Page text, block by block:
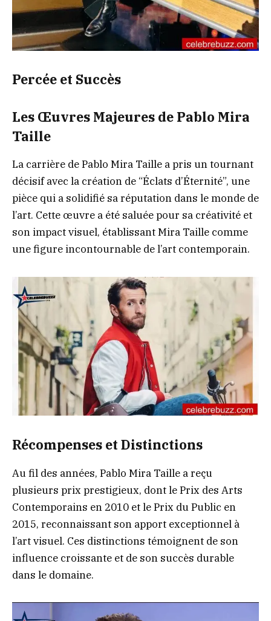
Percée et Succès
Les Œuvres Majeures de Pablo Mira
Taille
La carrière de Pablo Mira Taille a pris un tournant
décisif avec la création de “Éclats d’Éternité”, une
pièce qui a solidifié sa réputation dans le monde de
l’art. Cette œuvre a été saluée pour sa créativité et
son impact visuel, établissant Mira Taille comme
une figure incontournable de l’art contemporain.
Récompenses et Distinctions
Au fil des années, Pablo Mira Taille a reçu
plusieurs prix prestigieux, dont le Prix des Arts
Contemporains en 2010 et le Prix du Public en
2015, reconnaissant son apport exceptionnel à
l’art visuel. Ces distinctions témoignent de son
influence croissante et de son succès durable
dans le domaine.